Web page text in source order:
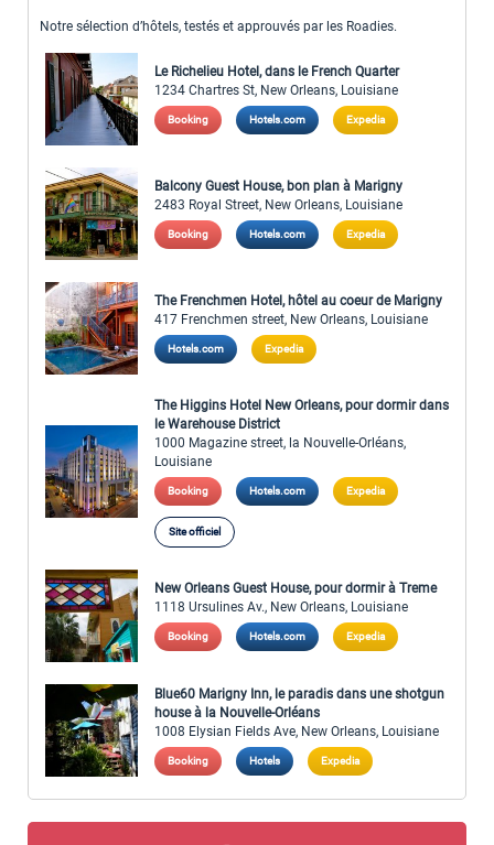
Notre sélection d’hôtels, testés et approuvés par les Roadies.
Le Richelieu Hotel, dans le French Quarter
1234 Chartres St, New Orleans, Louisiane
Booking Hotels.com Expedia
Balcony Guest House, bon plan à Marigny
2483 Royal Street, New Orleans, Louisiane
Booking Hotels.com Expedia
The Frenchmen Hotel, hôtel au coeur de Marigny
417 Frenchmen street, New Orleans, Louisiane
Hotels.com Expedia
The Higgins Hotel New Orleans, pour dormir dans
le Warehouse District
1000 Magazine street, la Nouvelle-Orléans,
Louisiane
Booking Hotels.com Expedia
Site officiel
New Orleans Guest House, pour dormir à Treme
1118 Ursulines Av., New Orleans, Louisiane
Booking Hotels.com Expedia
Blue60 Marigny Inn, le paradis dans une shotgun
house à la Nouvelle-Orléans
1008 Elysian Fields Ave, New Orleans, Louisiane
Booking Hotels Expedia